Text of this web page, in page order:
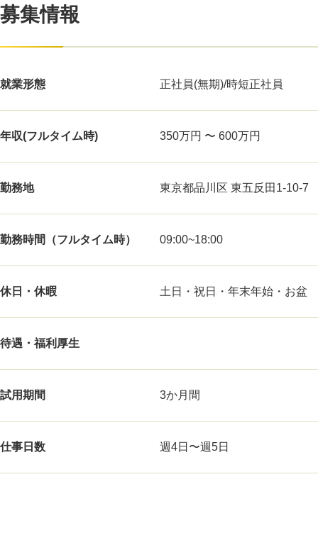
募集情報
就業形態 正社員(無期)/時短正社員
年収(フルタイム時) 350万円 〜 600万円
勤務地 東京都品川区 東五反田1-10-7
勤務時間（フルタイム時） 09:00~18:00
休日・休暇 土日・祝日・年末年始・お盆
待遇・福利厚生
試用期間 3か月間
仕事日数 週4日〜週5日